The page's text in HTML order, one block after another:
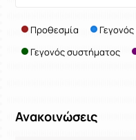
Προθεσμία
Γεγονός συστήματος
Ανακοινώσεις